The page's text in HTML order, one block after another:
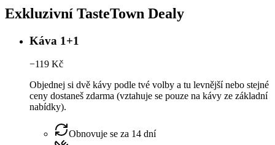
Exkluzivní TasteTown Dealy
Káva 1+1
−119 Kč
Objednej si dvě kávy podle tvé volby a tu levnější nebo stejné
ceny dostaneš zdarma (vztahuje se pouze na kávy ze základní
nabídky).
Obnovuje se za 14 dní